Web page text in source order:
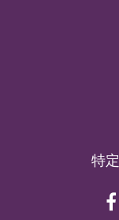
特